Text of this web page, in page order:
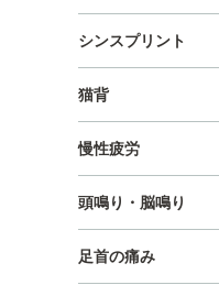
シンスプリント
猫背
慢性疲労
頭鳴り・脳鳴り
足首の痛み